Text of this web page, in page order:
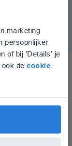
marketing
persoonlijker
of bij 'Details' je
de cookie
een
Hier